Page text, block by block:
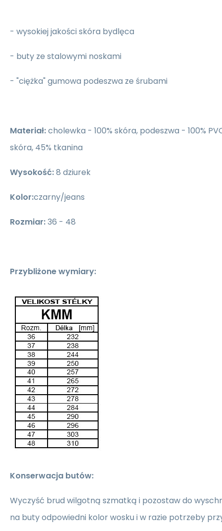
- wysokiej jakości skóra bydlęca
- buty ze stalowymi noskami
- "ciężka" gumowa podeszwa ze śrubami
Materiał:cholewka - 100% skóra, podeszwa - 100%
skóra, 45% tkanina
Wysokość:8 dziurek
Kolor:czarny/jeans
Rozmiar:36 - 48
Przybliżone wymiary:
Konserwacja butów:
Wyczyść brud wilgotną szmatką i pozostaw do
na buty odpowiedni kolor wosku i w razie potrzeby